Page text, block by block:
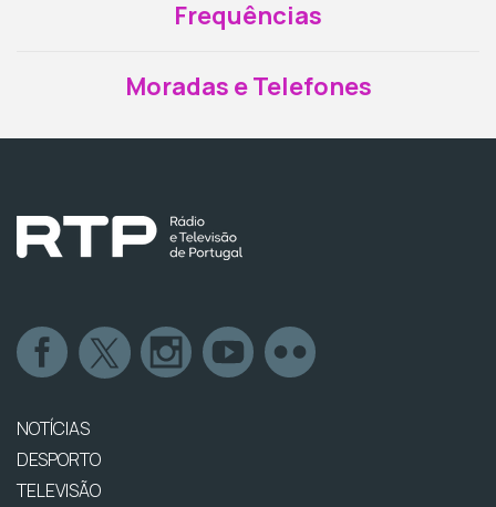
Frequências
Moradas e Telefones
NOTÍCIAS
DESPORTO
TELEVISÃO